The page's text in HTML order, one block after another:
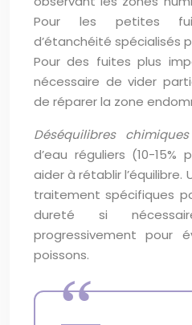
Pour les petites
d’étanchéité spécialisés
Pour des fuites plus
nécessaire de vider
de réparer la zone
Déséquilibres chimiques
d’eau réguliers (10-
aider à rétablir l’équilibre.
traitement spécifiques
dureté si
progressivement pour
poissons.